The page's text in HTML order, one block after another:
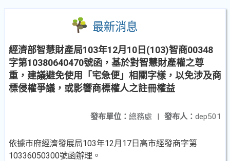
最新消息
經濟部智慧財產局103年12月10日(103)智商00348
字第10380640470號函，基於對智慧財產權之尊
重，建議避免使用「宅急便」相關字樣，以免涉及商
標侵權爭議，或影響商標權人之註冊權益
發布人： dep501
發布單位： 總務處 |
依據市府經濟發展局103年12月17日高市經發商字第
10336050300號函辦理。